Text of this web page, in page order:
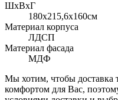
ШхВхГ
180x215,6х160см
Материал корпуса
ЛДСП
Материал фасада
МДФ
Мы хотим, чтобы доставка
комфортом для Вас,